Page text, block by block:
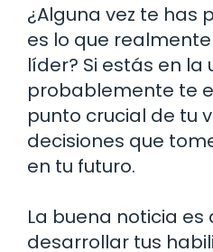
¿Alguna vez te has
es lo que
líder? Si estás en la
probablemente te
punto crucial de tu
decisiones que
en tu futuro.
La buena noticia es
desarrollar tus